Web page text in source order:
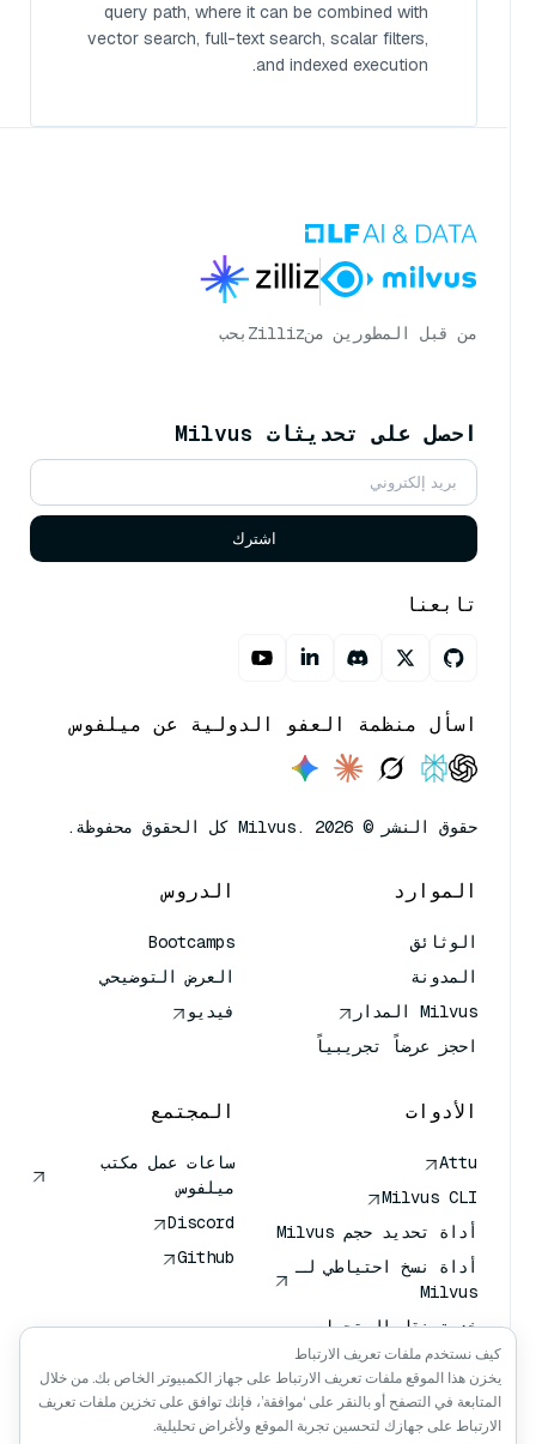
query path, where it can be combined with
vector search, full-text search, scalar filters,
and indexed execution.
من قبل المطورين منZilliz بحب
احصل على تحديثات Milvus
اشترك
تابعنا
اسأل منظمة العفو الدولية عن ميلفوس
حقوق النشر © Milvus. 2026 كل الحقوق محفوظة.
الموارد
الوثائق
المدونة
Milvus المدار
احجز عرضاً تجريبياً
الدروس
Bootcamps
العرض التوضيحي
فيديو
الأدوات
Attu
Milvus CLI
أداة تحديد حجم Milvus
أداة نسخ احتياطي لـ
Milvus
خدمة نقل المتجهات
(VTS)
باحث عميق
سياق كلود كلود
المجتمع
ساعات عمل مكتب
ميلفوس
Discord
Github
كيف نستخدم ملفات تعريف الارتباط
يخزن هذا الموقع ملفات تعريف الارتباط على جهاز الكمبيوتر الخاص بك. من خلال
المتابعة في التصفح أو بالنقر على ‘موافقة’، فإنك توافق على تخزين ملفات تعريف
الارتباط على جهازك لتحسين تجربة الموقع ولأغراض تحليلية.